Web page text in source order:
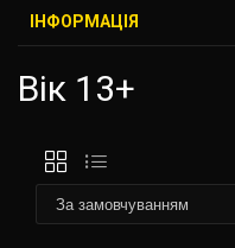
ІНФОРМАЦІЯ
Вік 13+